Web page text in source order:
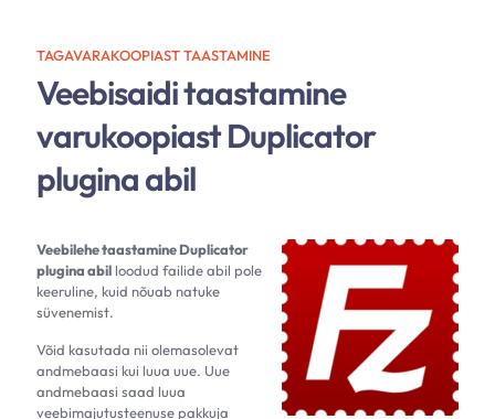
TAGAVARAKOOPIAST TAASTAMINE
Veebisaidi taastamine
varukoopiast Duplicator
plugina abil
Veebilehe taastamine Duplicator
plugina abil loodud failide abil pole
keeruline, kuid nõuab natuke
süvenemist.
Võid kasutada nii olemasolevat
andmebaasi kui luua uue. Uue
andmebaasi saad luua
veebimajutusteenuse pakkuja